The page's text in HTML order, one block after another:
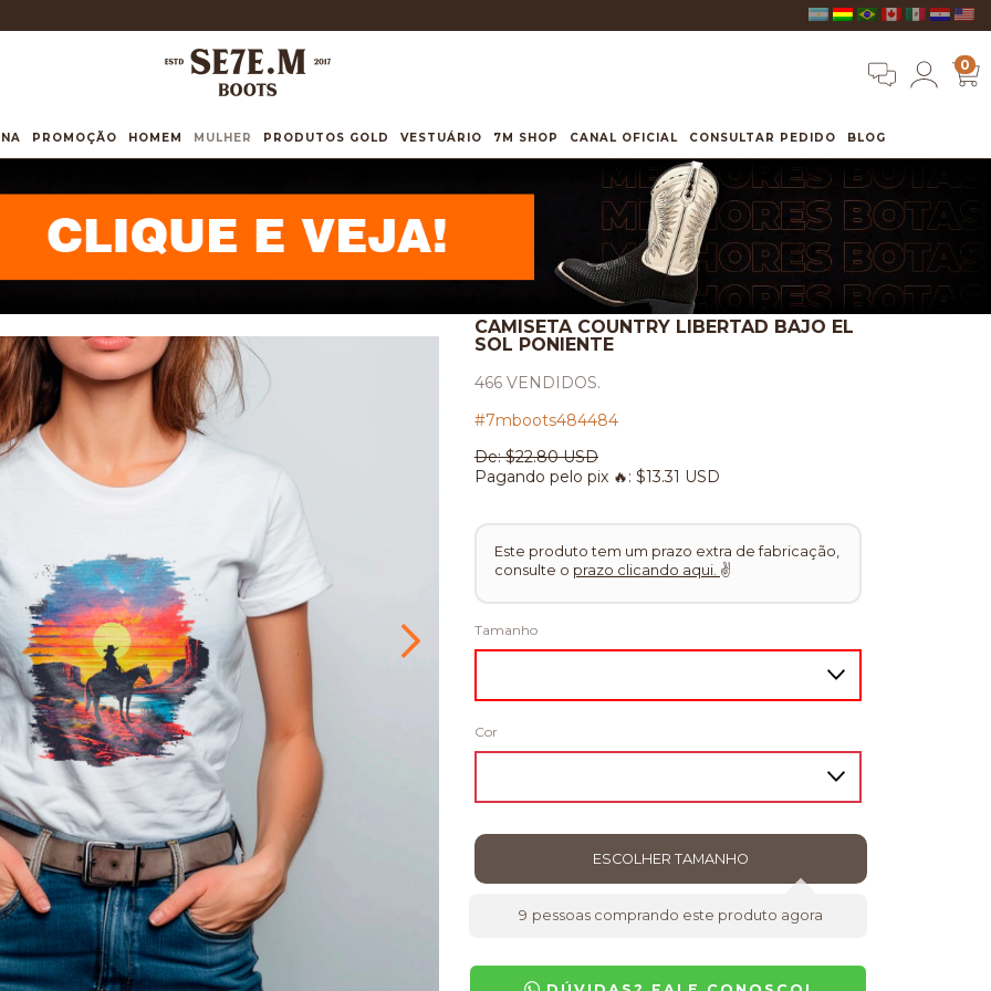
0
PROMOÇÃO HOMEM MULHER PRODUTOS GOLD VESTUÁRIO 7M SHOP CANAL OFICIAL CONSULTAR PEDIDO BLOG
CAMISETA COUNTRY LIBERTAD BAJO EL
SOL PONIENTE
466 VENDIDOS.
#7mboots484484
De:$22.80 USD
Pagando pelo pix 🔥: $13.31 USD
Este produto tem um prazo extra de fabricação,
consulte o prazo clicando aqui. ✌
Tamanho
Cor
9 pessoas comprando este produto agora